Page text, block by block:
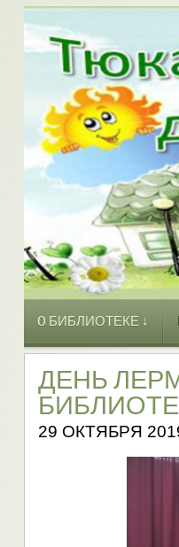
O БИБЛИОТЕКЕ ↓
ДЕНЬ
29 ОКТЯБРЯ